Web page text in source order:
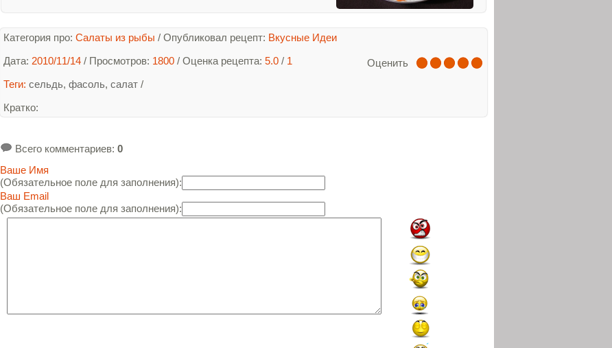
Категория про: Салаты из рыбы / Опубликовал рецепт: Вкусные Идеи
Дата: 2010/11/14 / Просмотров: 1800 / Оценка рецепта: 5.0 / 1
Оценить
Теги: сельдь, фасоль, салат /
Кратко:
Всего комментариев: 0
Ваше Имя
(Обязательное поле для заполнения):
Ваш Email
(Обязательное поле для заполнения):